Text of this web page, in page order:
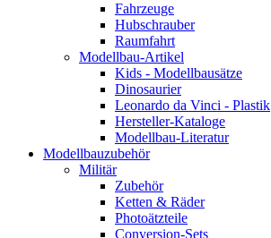
Fahrzeuge
Hubschrauber
Raumfahrt
Modellbau-Artikel
Kids - Modellbausätze
Dinosaurier
Leonardo da Vinci - Plastik
Hersteller-Kataloge
Modellbau-Literatur
Modellbauzubehör
Militär
Zubehör
Ketten & Räder
Photoätzteile
Conversion-Sets